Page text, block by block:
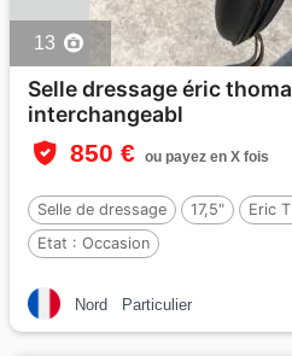
13
Selle dressage éric
interchangeabl
850 € ou payez en X fois
Selle de dressage 17,5" Eric
Etat : Occasion
Nord Particulier